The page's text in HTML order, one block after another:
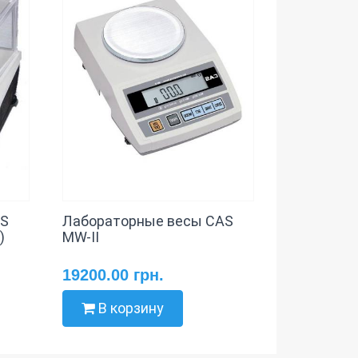
Лабораторные весы CAS
MW-II
19200.00 грн.
В корзину